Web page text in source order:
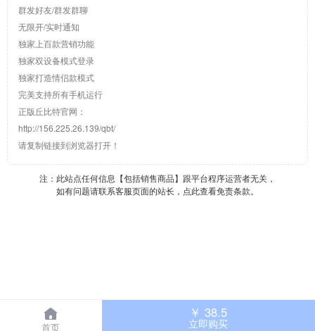
群发好友/群发群聊
无限开/实时通知
独家上百款营销功能
独家双设备模式登录
独家打造情侣款模式
完美支持所有手机运行
正版丘比特官网：
http://156.225.26.139/qbt/
请复制链接到浏览器打开！
注：此站点任何信息【包括销售商品】跟平台程序运营者无关，
如有问题请联系客服页面的站长，点此查看免责条款。
首页
￥38.5
立即购买